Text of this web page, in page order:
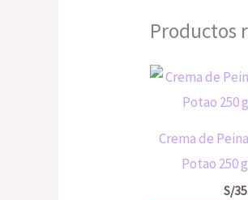
Productos
Crema de
Potao 250
S/